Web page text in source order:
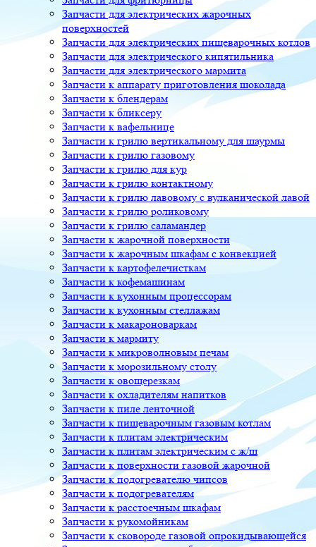
Запчасти для электрических жарочных
поверхностей
Запчасти для электрических пищеварочных котлов
Запчасти для электрического кипятильника
Запчасти для электрического мармита
Запчасти к аппарату приготовления шоколада
Запчасти к блендерам
Запчасти к бликсеру
Запчасти к вафельнице
Запчасти к грилю вертикальному для шаурмы
Запчасти к грилю газовому
Запчасти к грилю для кур
Запчасти к грилю контактному
Запчасти к грилю лавовому с вулканической лавой
Запчасти к грилю роликовому
Запчасти к грилю саламандер
Запчасти к жарочной поверхности
Запчасти к жарочным шкафам с конвекцией
Запчасти к картофелечисткам
Запчасти к кофемашинам
Запчасти к кухонным процессорам
Запчасти к кухонным стеллажам
Запчасти к макароноваркам
Запчасти к мармиту
Запчасти к микроволновым печам
Запчасти к морозильному столу
Запчасти к овощерезкам
Запчасти к охладителям напитков
Запчасти к пиле ленточной
Запчасти к пищеварочным газовым котлам
Запчасти к плитам электрическим
Запчасти к плитам электрическим с ж/ш
Запчасти к поверхности газовой жарочной
Запчасти к подогревателю чипсов
Запчасти к подогревателям
Запчасти к расстоечным шкафам
Запчасти к рукомойникам
Запчасти к сковороде газовой опрокидывающейся